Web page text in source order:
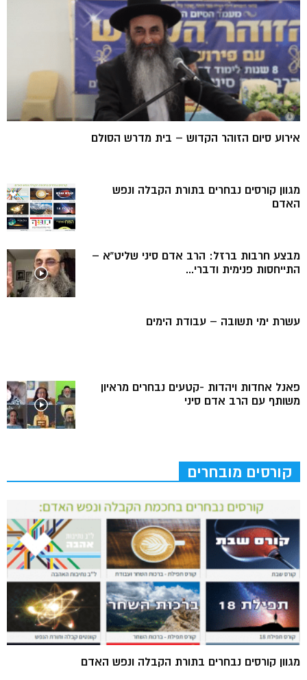
אירוע סיום הזוהר הקדוש – בית מדרש הסולם
מגוון קורסים נבחרים בתורת הקבלה ונפש
האדם
מבצע חרבות ברזל: הרב אדם סיני שליט”א –
התייחסות פנימית ודברי...
עשרת ימי תשובה – עבודת הימים
פאנל אחדות ויהדות -קטעים נבחרים מראיון
משותף עם הרב אדם סיני
קורסים מובחרים
מגוון קורסים נבחרים בתורת הקבלה ונפש האדם